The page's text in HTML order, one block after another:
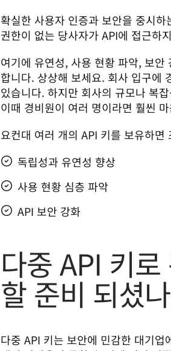
확실한 사용자 인증과 보안을 중시
권한이 없는 당사자가 API에 접근하
여기에 유연성, 사용 현황 파악, 보
합니다. 상상해 보세요. 회사 입구에
있습니다. 하지만 회사의 규모나 복
이때 경비원이 여러 명이라면 훨씬
요컨대 여러 개의 API 키를 보유하
독립성과 유연성 향상
사용 현황 심층 파악
API 보안 강화
다중 API 키
할 준비 되셨
다중 API 키는 보안에 민감한 대기